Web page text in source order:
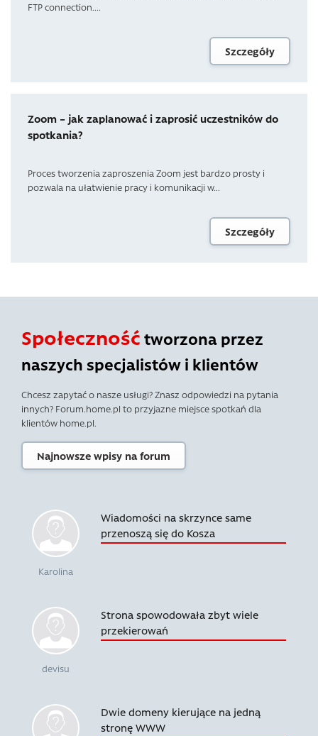
FTP connection....
Szczegóły
Zoom – jak zaplanować i zaprosić uczestników do
spotkania?
Proces tworzenia zaproszenia Zoom jest bardzo prosty i
pozwala na ułatwienie pracy i komunikacji w...
Szczegóły
Społeczność tworzona przez
naszych specjalistów i klientów
Chcesz zapytać o nasze usługi? Znasz odpowiedzi na pytania
innych? Forum.home.pl to przyjazne miejsce spotkań dla
klientów home.pl.
Najnowsze wpisy na forum
Karolina
Wiadomości na skrzynce same
przenoszą się do Kosza
devisu
Strona spowodowała zbyt wiele
przekierowań
Dwie domeny kierujące na jedną
stronę WWW